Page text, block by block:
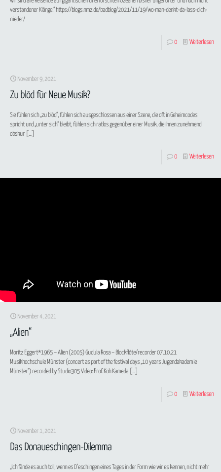
verstandener Klänge.“ https://blogs.nmz.de/badblog/2021/11/19/wo-man-denkt-da-lass-dich-
nieder/
0 Weiterlesen
November 9, 2021
Zu blöd für Neue Musik?
Sie fühlen sich „zu blöd“, fühlen sich ausgeschlossen aus einer Szene, die oft in Geheimcodes
spricht und „unter sich“ bleibt, fühlen sich ratlos gegenüber einer Musik, die ihnen zunehmend
obskur […]
0 Weiterlesen
November 4, 2021
„Alien“
Moritz Eggert*1965 – Alien (2005) Gudula Rosa – Blockflöte/recorder 07.10.21
Musikhochschule Münster (concert as part of the festival days „10 years Jugendakademie
Münster“) recorded by Studio305 Video: Prof. Koh Kameda […]
0 Weiterlesen
November 1, 2021
Das Donaueschingen-Dilemma
„Ich fände es auch toll, wenn es D’eschingen eines Tages in der Form wie wir es kennen, nicht mehr